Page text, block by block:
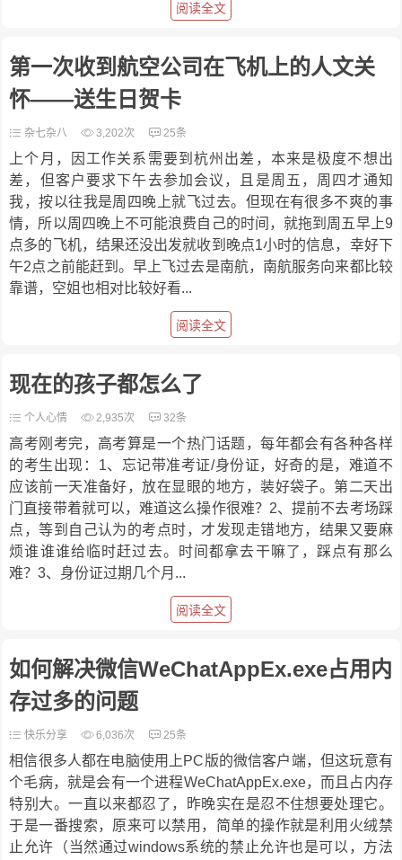
阅读全文
第一次收到航空公司在飞机上的人文关
怀——送生日贺卡
杂七杂八 3,202次 25条
上个月，因工作关系需要到杭州出差，本来是极度不想出
差，但客户要求下午去参加会议，且是周五，周四才通知
我，按以往我是周四晚上就飞过去。但现在有很多不爽的事
情，所以周四晚上不可能浪费自己的时间，就拖到周五早上9
点多的飞机，结果还没出发就收到晚点1小时的信息，幸好下
午2点之前能赶到。早上飞过去是南航，南航服务向来都比较
靠谱，空姐也相对比较好看...
阅读全文
现在的孩子都怎么了
个人心情 2,935次 32条
高考刚考完，高考算是一个热门话题，每年都会有各种各样
的考生出现：1、忘记带准考证/身份证，好奇的是，难道不
应该前一天准备好，放在显眼的地方，装好袋子。第二天出
门直接带着就可以，难道这么操作很难？2、提前不去考场踩
点，等到自己认为的考点时，才发现走错地方，结果又要麻
烦谁谁谁给临时赶过去。时间都拿去干嘛了，踩点有那么
难？3、身份证过期几个月...
阅读全文
如何解决微信WeChatAppEx.exe占用内
存过多的问题
快乐分享 6,036次 25条
相信很多人都在电脑使用上PC版的微信客户端，但这玩意有
个毛病，就是会有一个进程WeChatAppEx.exe，而且占内存
特别大。一直以来都忍了，昨晚实在是忍不住想要处理它。
于是一番搜索，原来可以禁用，简单的操作就是利用火绒禁
止允许（当然通过windows系统的禁止允许也是可以，方法